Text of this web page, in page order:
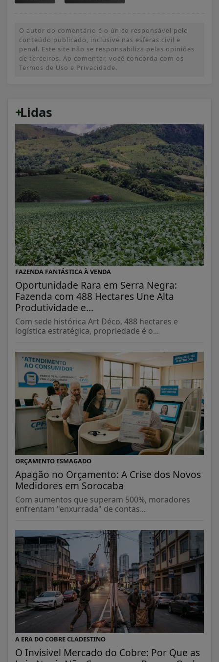
O autor do comentário é o único responsável pelo
conteúdo publicado, inclusive nas esferas civil e
penal. Este site não se responsabiliza pelas opiniões
de terceiros. Ao comentar, você concorda com os
Termos de Uso e Privacidade.
+
Lidas
FAZENDA FANTÁSTICA À VENDA
Oportunidade Rara em Serra Negra:
Fazenda com 488 Hectares Une Alta
Produtividade e...
Com sede histórica Art Déco, 488 hectares e
logística estratégica, propriedade é o...
ORÇAMENTO ESMAGADO
Apagão no Orçamento: A Crise dos Novos
Medidores em Sorocaba
Com aumentos que superam 500%, moradores
enfrentam "enxurrada" de contas...
A ERA DO COBRE CLADESTINO
O Invisível Mercado do Cobre: Por Que as